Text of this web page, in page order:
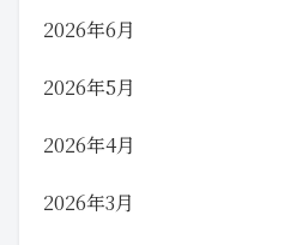
2026年6月
2026年5月
2026年4月
2026年3月